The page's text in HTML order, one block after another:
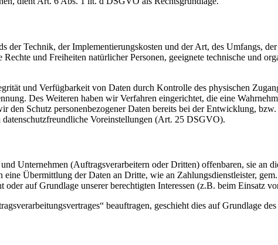
Technik, der Implementierungskosten und der Art, des Umfangs,
und Freiheiten natürlicher Personen, geeignete technische und
und Verfügbarkeit von Daten durch Kontrolle des physischen
Des Weiteren haben wir Verfahren eingerichtet, die eine
den Schutz personenbezogener Daten bereits bei der Entwicklung,
datenschutzfreundliche Voreinstellungen (Art. 25 DSGVO).
Unternehmen (Auftragsverarbeitern oder Dritten) offenbaren, sie an
Übermittlung der Daten an Dritte, wie an Zahlungsdienstleister,
auf Grundlage unserer berechtigten Interessen (z.B. beim Einsatz
beauftragen, geschieht dies auf Grundlage